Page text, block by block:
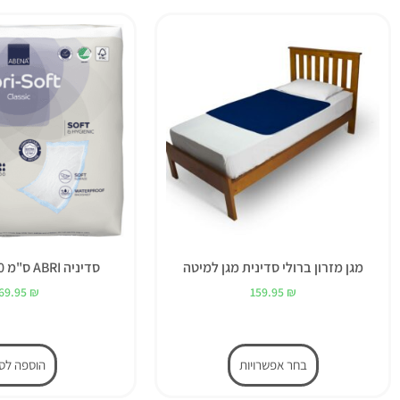
מגן מזרון ברולי סדינית מגן למיטה
159.95 ₪
בחר אפשרויות
סדיניה ABRI ס"מ 60×90 אבנה
₪
הוספה